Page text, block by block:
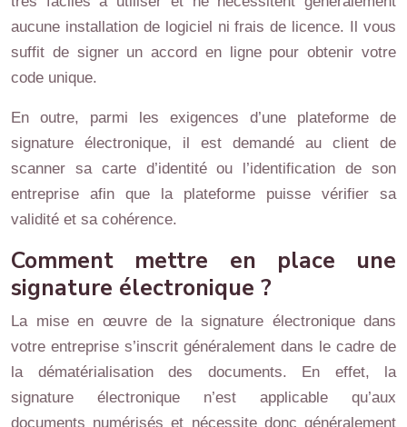
aucune installation de logiciel ni frais de licence. Il vous
suffit de signer un accord en ligne pour obtenir votre
code unique.
En outre, parmi les exigences d’une plateforme de
signature électronique, il est demandé au client de
scanner sa carte d’identité ou l’identification de son
entreprise afin que la plateforme puisse vérifier sa
validité et sa cohérence.
Comment mettre en place une
signature électronique ?
La mise en œuvre de la signature électronique dans
votre entreprise s’inscrit généralement dans le cadre de
la dématérialisation des documents. En effet, la
signature électronique n’est applicable qu’aux
documents numérisés et nécessite donc généralement